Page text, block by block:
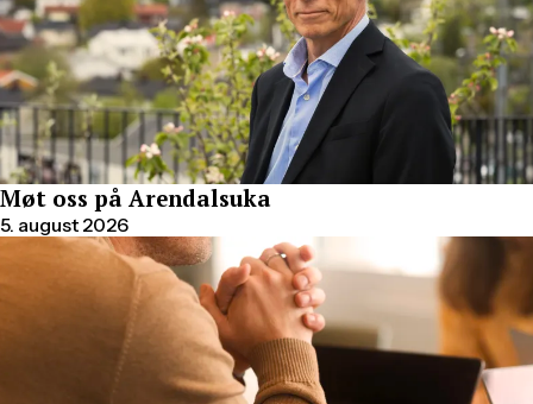
Møt oss på Arendalsuka
5. august 2026